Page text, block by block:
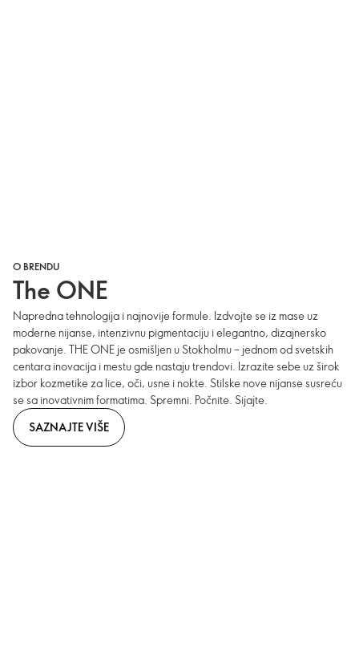
O BRENDU
The ONE
Napredna tehnologija i najnovije formule. Izdvojte se iz mase uz
moderne nijanse, intenzivnu pigmentaciju i elegantno, dizajnersko
pakovanje. THE ONE je osmišljen u Stokholmu – jednom od svetskih
centara inovacija i mestu gde nastaju trendovi. Izrazite sebe uz širok
izbor kozmetike za lice, oči, usne i nokte. Stilske nove nijanse susreću
se sa inovativnim formatima. Spremni. Počnite. Sijajte.
SAZNAJTE VIŠE